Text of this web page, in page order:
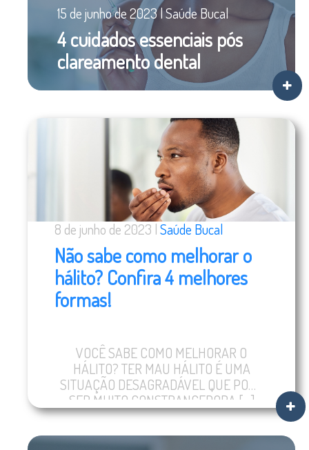
15 de junho de 2023 | Saúde Bucal
4 cuidados essenciais pós
clareamento dental
8 de junho de 2023 |Saúde Bucal
Não sabe como melhorar o
hálito? Confira 4 melhores
formas!
VOCÊ SABE COMO MELHORAR O
HÁLITO? TER MAU HÁLITO É UMA
SITUAÇÃO DESAGRADÁVEL QUE PODE
SER MUITO CONSTRANGEDORA […]